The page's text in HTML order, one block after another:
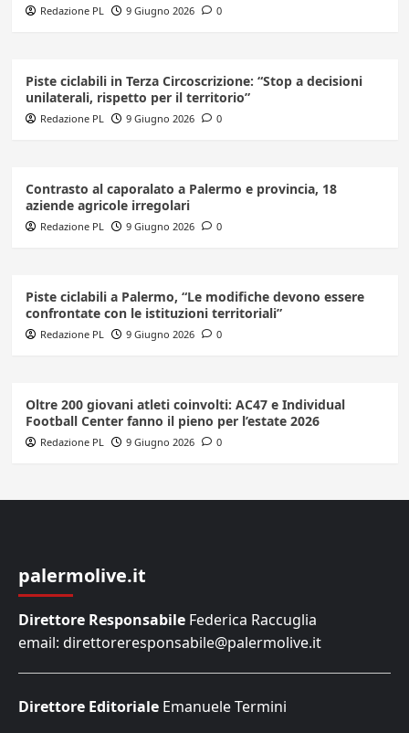
Redazione PL 9 Giugno 2026 0
Piste ciclabili in Terza Circoscrizione: “Stop a decisioni
unilaterali, rispetto per il territorio”
Redazione PL 9 Giugno 2026 0
Contrasto al caporalato a Palermo e provincia, 18
aziende agricole irregolari
Redazione PL 9 Giugno 2026 0
Piste ciclabili a Palermo, “Le modifiche devono essere
confrontate con le istituzioni territoriali”
Redazione PL 9 Giugno 2026 0
Oltre 200 giovani atleti coinvolti: AC47 e Individual
Football Center fanno il pieno per l’estate 2026
Redazione PL 9 Giugno 2026 0
palermolive.it
Direttore Responsabile Federica Raccuglia
email: direttoreresponsabile@palermolive.it
Direttore Editoriale Emanuele Termini